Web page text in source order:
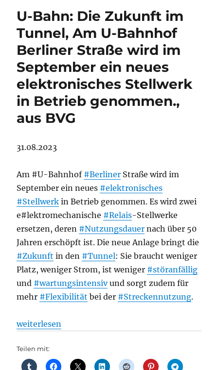
U-Bahn: Die Zukunft im
Tunnel, Am U-Bahnhof
Berliner Straße wird im
September ein neues
elektronisches Stellwerk
in Betrieb genommen.,
aus BVG
31.08.2023
Am #U-Bahnhof #Berliner Straße wird im
September ein neues #elektronisches
#Stellwerk in Betrieb genommen. Es wird zwei
e#lektromechanische #Relais-Stellwerke
ersetzen, deren #Nutzungsdauer nach über 50
Jahren erschöpft ist. Die neue Anlage bringt die
#Zukunft in den #Tunnel: Sie braucht weniger
Platz, weniger Strom, ist weniger #störanfällig
und #wartungsintensivund sorgt zudem für
mehr #Flexibilität bei der #Streckennutzung.
„U-Bahn: Die Zukunft im Tunnel, Am U-Bahnhof
weiterlesen
Teilen mit: